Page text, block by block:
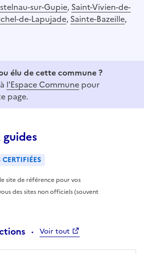
sur-Gupie, Saint-Vivien-de-
de-Lapujade, Sainte-Bazeille,
élu de cette commune ?
l'Espace Commune pour
page.
site de référence pour vos
des sites non officiels (souvent
Voir tout